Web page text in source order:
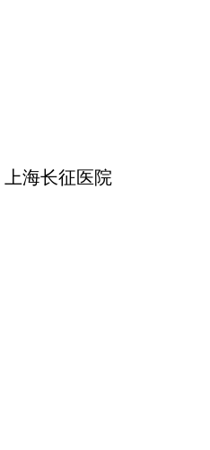
上海长征医院